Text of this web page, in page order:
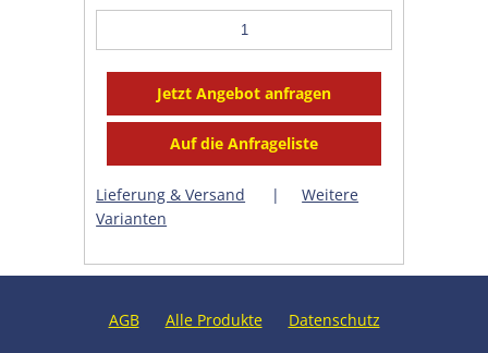
Lieferung & Versand |
Weitere
Varianten
AGB Alle Produkte Datenschutz